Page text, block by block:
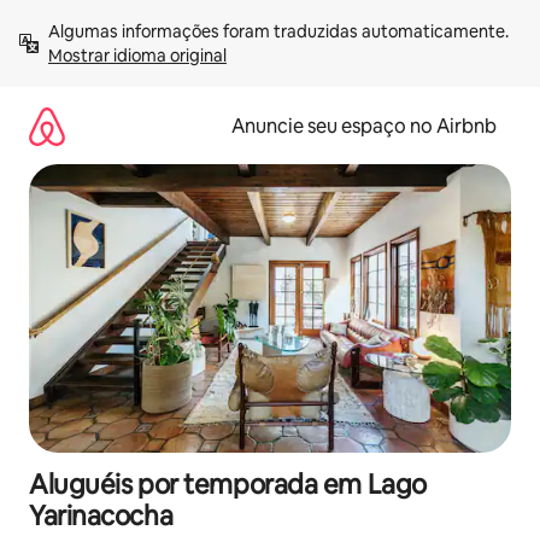
para
Mostrar idioma original
Anuncie seu espaço no Airbnb
Aluguéis por temporada em Lago
Yarinacocha